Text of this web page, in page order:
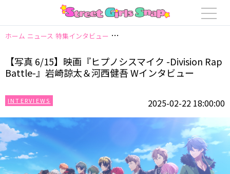
ホーム ニュース 特集インタビュー 【写真 6/15】映画『ヒプノシスマイ
【写真 6/15】映画『ヒプノシスマイク -Division Rap
Battle-』岩崎諒太＆河西健吾 Wインタビュー
INTERVIEWS 2025-02-22 18:00:00